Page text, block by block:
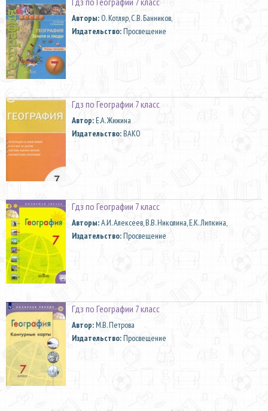
Aвторы:О. Котляр, С.В. Банников,
Издательство:Просвещение
Гдз по Географии 7 класс
Автор:Е.А. Жижина
Издательство:ВАКО
Гдз по Географии 7 класс
Aвторы:А.И. Алексеев, В.В. Николина, Е.К. Липкина,
Издательство:Просвещение
Гдз по Географии 7 класс
Автор:М.В. Петрова
Издательство:Просвещение